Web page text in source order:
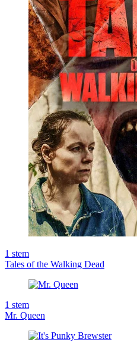
1 stem
Tales of the Walking Dead
1 stem
Mr. Queen